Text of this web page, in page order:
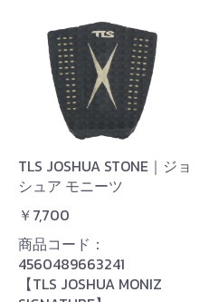
TLS JOSHUA STONE｜ジョ
シュア モニーツ
￥7,700
商品コード：
4560489663241
【TLS JOSHUA MONIZ